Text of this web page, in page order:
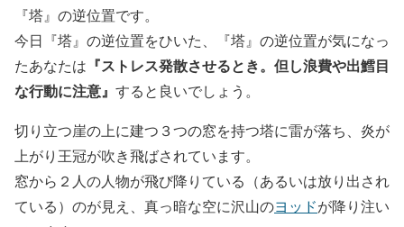
『塔』の逆位置です。
今日『塔』の逆位置をひいた、『塔』の逆位置が気になっ
たあなたは 『ストレス発散させるとき。但し浪費や出鱈目
な行動に注意』 すると良いでしょう。
切り立つ崖の上に建つ３つの窓を持つ塔に雷が落ち、炎が
上がり王冠が吹き飛ばされています。
窓から２人の人物が飛び降りている（あるいは放り出され
ている）のが見え、真っ暗な空に沢山のヨッドが降り注い